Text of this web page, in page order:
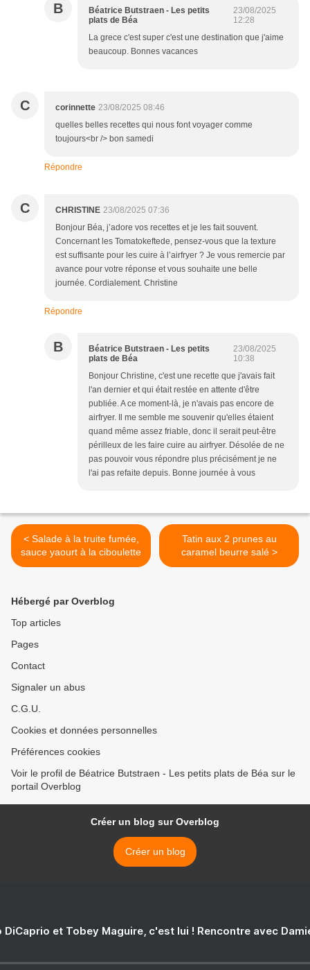
B
Béatrice Butstraen - Les petits
plats de Béa
23/08/2025
12:28
La grece c'est super c'est une destination que j'aime
beaucoup. Bonnes vacances
C corinnette 23/08/2025 08:46
quelles belles recettes qui nous font voyager comme
toujours<br /> bon samedi
Répondre
C CHRISTINE 23/08/2025 07:36
Bonjour Béa, j’adore vos recettes et je les fait souvent.
Concernant les Tomatokeftede, pensez-vous que la texture
est suffisante pour les cuire à l’airfryer ? Je vous remercie par
avance pour votre réponse et vous souhaite une belle
journée. Cordialement. Christine
Répondre
B
Béatrice Butstraen - Les petits
plats de Béa
23/08/2025
10:38
Bonjour Christine, c'est une recette que j'avais fait
l'an dernier et qui était restée en attente d'être
publiée. A ce moment-là, je n'avais pas encore de
airfryer. Il me semble me souvenir qu'elles étaient
quand même assez friable, donc il serait peut-être
périlleux de les faire cuire au airfryer. Désolée de ne
pas pouvoir vous répondre plus précisément je ne
l'ai pas refaite depuis. Bonne journée à vous
< Salade à la truite fumée,
sauce yaourt à la ciboulette
Tatin aux 2 prunes au
caramel beurre salé >
Hébergé par Overblog
Top articles
Pages
Contact
Signaler un abus
C.G.U.
Cookies et données personnelles
Préférences cookies
Voir le profil de Béatrice Butstraen - Les petits plats de Béa sur le
portail Overblog
Créer un blog sur Overblog
Créer un blog
DiCaprio et Tobey Maguire, c'est lui ! Rencontre avec